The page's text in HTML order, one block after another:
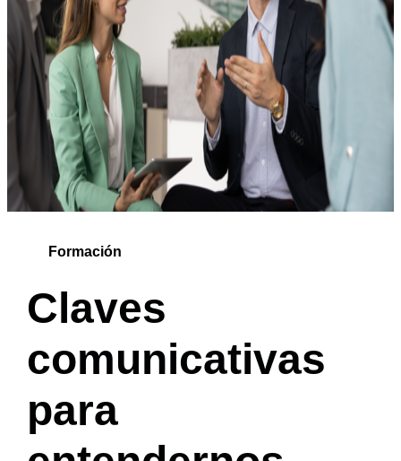
Formación
Claves
comunicativas
para